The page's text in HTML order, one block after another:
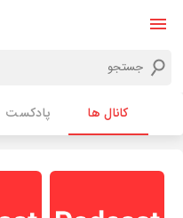
کانال ها پادکست